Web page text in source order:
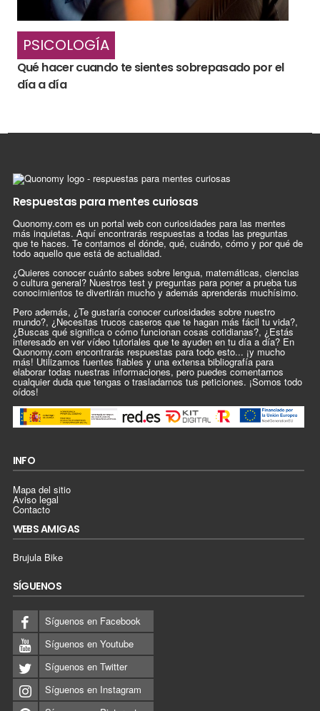
PSICOLOGÍA
Qué hacer cuando te sientes sobrepasado por el
día a día
Respuestas para mentes curiosas
Quonomy.com es un portal web con curiosidades para las mentes
más inquietas. Aquí encontrarás respuestas a todas las preguntas
que te haces. Te contamos el dónde, qué, cuándo, cómo y por qué de
todo aquello que está de actualidad.
¿Quieres conocer cuánto sabes sobre lengua, matemáticas, ciencias
o cultura general? Nuestros test y preguntas para poner a prueba tus
conocimientos te divertirán mucho y además aprenderás muchísimo.
Pero además, ¿Te gustaría conocer curiosidades sobre nuestro
mundo?, ¿Necesitas trucos caseros que te hagan más fácil tu vida?,
¿Buscas qué significa o cómo funcionan cosas cotidianas?, ¿Estás
interesado en ver vídeo tutoriales que te ayuden en tu día a día? En
Quonomy.com encontrarás respuestas para todo esto... ¡y mucho
más! Utilizamos fuentes fiables y una extensa bibliografía para
elaborar todas nuestras informaciones, pero puedes comentarnos
cualquier duda que tengas o trasladarnos tus peticiones. ¡Somos todo
oídos!
INFO
Mapa del sitio
Aviso legal
Contacto
WEBS AMIGAS
Brujula Bike
SÍGUENOS
Síguenos en Facebook
Síguenos en Youtube
Síguenos en Twitter
Síguenos en Instagram